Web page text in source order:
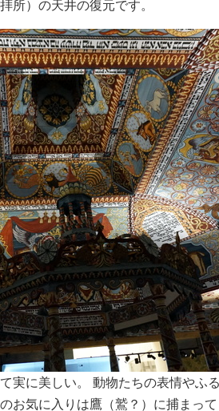
所）の天井の復元です。
実に美しい。 動物たちの表情やふ
お気に入りは鷹（鷲？）に捕まっ